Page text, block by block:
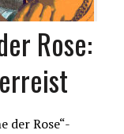
Rose:
der Rose“-